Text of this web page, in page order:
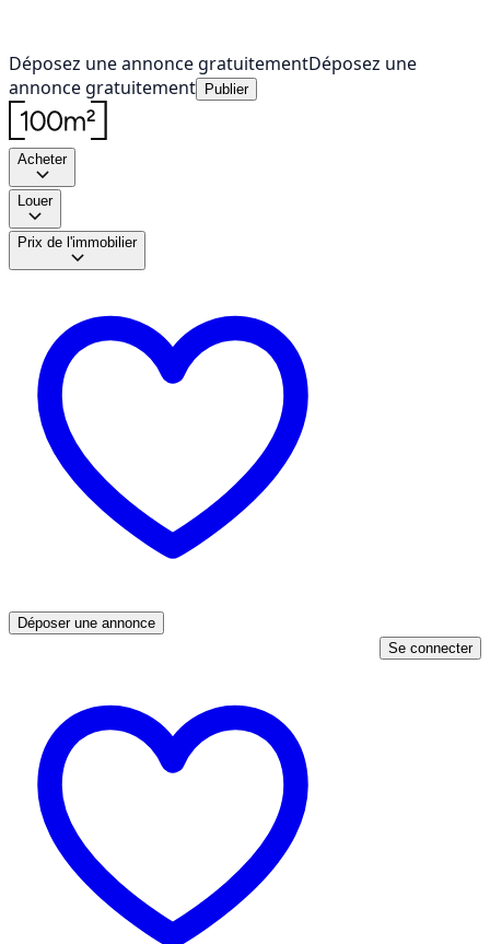
Déposez une annonce gratuitementDéposez une
annonce gratuitement
Publier
Acheter
Louer
Prix de l'immobilier
Déposer une annonce
Se connecter